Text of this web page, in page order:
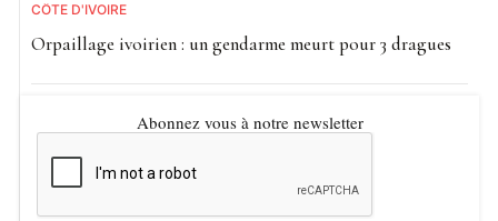
CÔTE D'IVOIRE
Orpaillage ivoirien : un gendarme meurt pour 3 dragues
Abonnez vous à notre newsletter